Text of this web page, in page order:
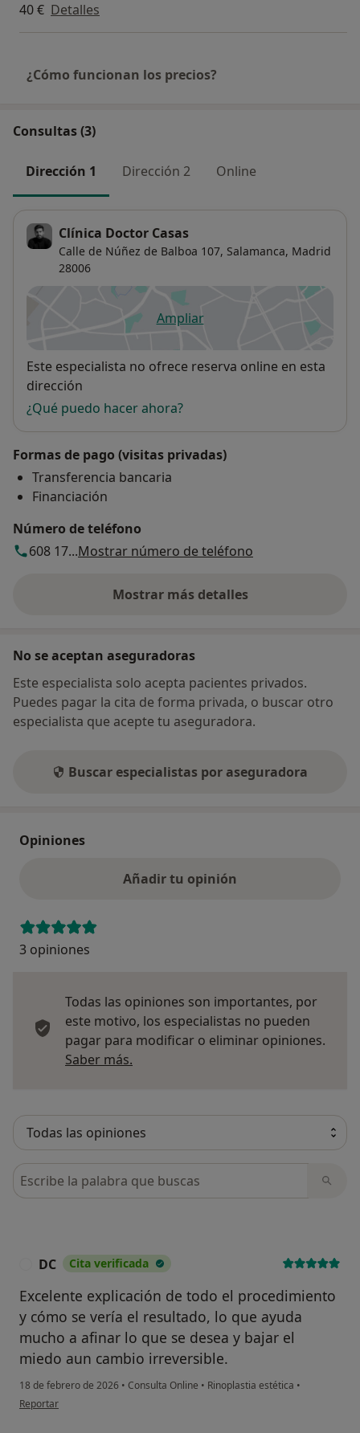
40 € Detalles
¿Cómo funcionan los precios?
Consultas (3)
Dirección 1 Dirección 2 Online
Clínica Doctor Casas
Calle de Núñez de Balboa 107, Salamanca, Madrid
28006
Ampliarse abre en una nueva
Disponibilidad
Este especialista no ofrece reserva online en esta
dirección
¿Qué puedo hacer ahora?
Formas de pago (visitas privadas)
Transferencia bancaria
Financiación
Número de teléfono
608 17...Mostrar número de teléfono
Mostrar más detalles
sobre la dirección
No se aceptan aseguradoras
Este especialista solo acepta pacientes privados.
Puedes pagar la cita de forma privada, o buscar otro
especialista que acepte tu aseguradora.
Buscar especialistas por aseguradora
Opiniones
Añadir tu opinión
3 opiniones
Todas las opiniones son importantes, por
este motivo, los especialistas no pueden
pagar para modificar o eliminar opiniones.
Saber más.
Busca en opiniones
DC Cita verificada
Excelente explicación de todo el procedimiento
y cómo se vería el resultado, lo que ayuda
mucho a afinar lo que se desea y bajar el
miedo aun cambio irreversible.
18 de febrero de 2026 • Consulta Online • Rinoplastia estética •
en opinión del usuario DC
Reportar